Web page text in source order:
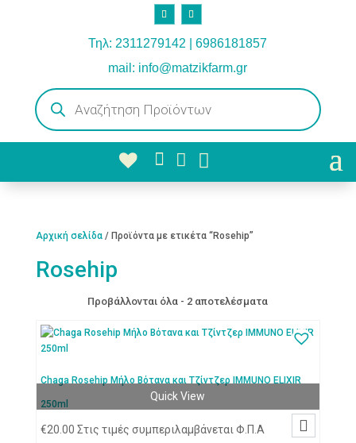
Τηλ: 2311279142 | 6986181857
mail: info@matzikfarm.gr
Products
search
  
Αρχική σελίδα/ Προϊόντα με ετικέτα “Rosehip”
Rosehip
Προβάλλονται όλα - 2 αποτελέσματα
Chaga Rosehip Μήλο Βότανα και Τζίντζερ IMMUNO ELIXIR
250ml
€20.00 Στις τιμές συμπεριλαμβάνεται Φ.Π.Α
Quick View
